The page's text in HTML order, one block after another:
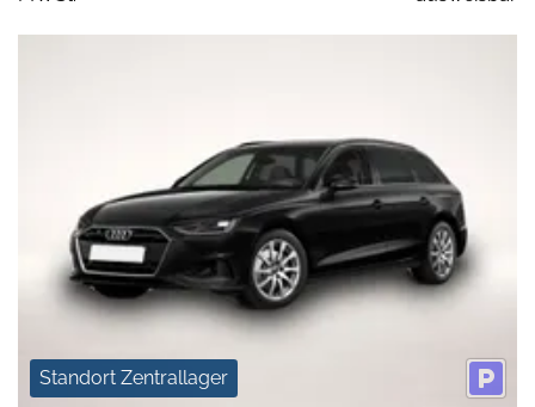
Standort Zentrallager